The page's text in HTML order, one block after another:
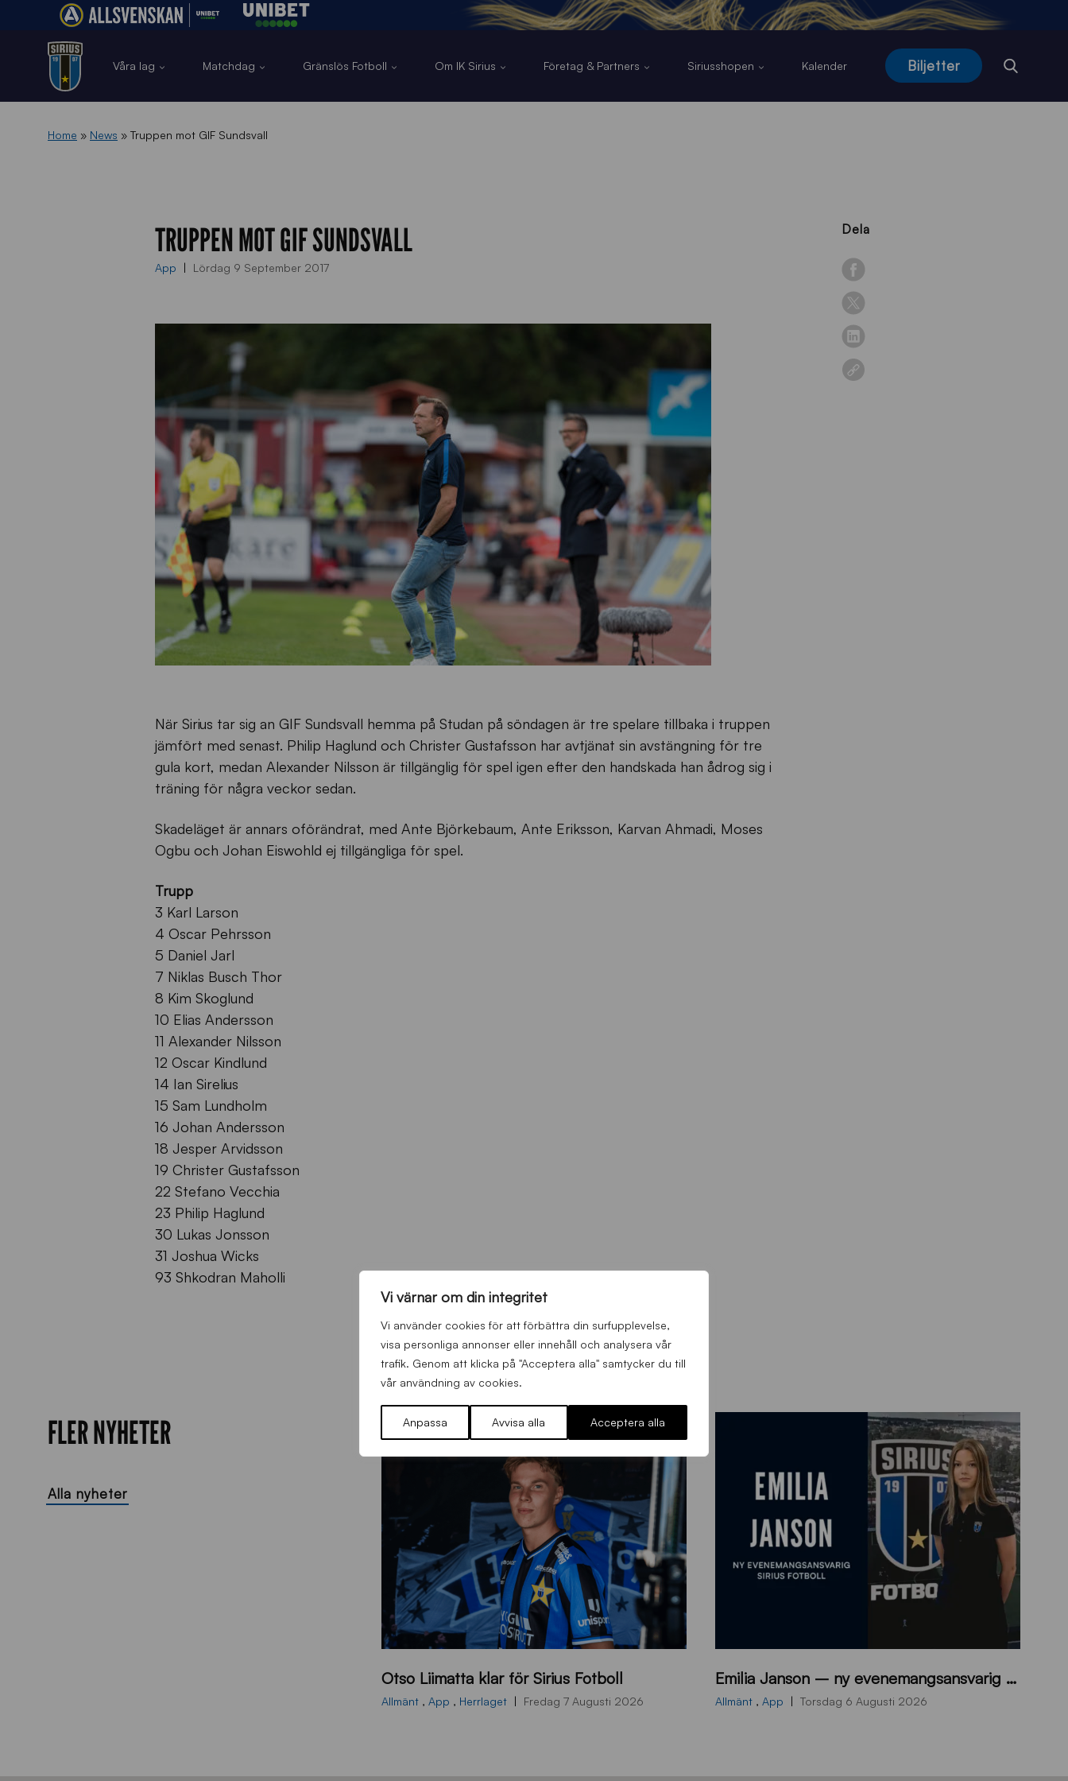
Vi värnar om din integritet
Vi använder cookies för att förbättra din surfupplevelse,
visa personliga annonser eller innehåll och analysera vår
trafik. Genom att klicka på "Acceptera alla" samtycker du till
vår användning av cookies.
Anpassa Avvisa alla Acceptera alla
Våra lag Matchdag Gränslös Fotboll Om IK Sirius Företag & Partners Siriusshopen Kalender Biljetter
Home » News » Truppen mot GIF Sundsvall
Dela
TRUPPEN MOT GIF SUNDSVALL
App Lördag 9 September 2017
När Sirius tar sig an GIF Sundsvall hemma på Studan på söndagen är tre spelare tillbaka i truppen
jämfört med senast. Philip Haglund och Christer Gustafsson har avtjänat sin avstängning för tre
gula kort, medan Alexander Nilsson är tillgänglig för spel igen efter den handskada han ådrog sig i
träning för några veckor sedan.
Skadeläget är annars oförändrat, med Ante Björkebaum, Ante Eriksson, Karvan Ahmadi, Moses
Ogbu och Johan Eiswohld ej tillgängliga för spel.
Trupp
3 Karl Larson
4 Oscar Pehrsson
5 Daniel Jarl
7 Niklas Busch Thor
8 Kim Skoglund
10 Elias Andersson
11 Alexander Nilsson
12 Oscar Kindlund
14 Ian Sirelius
15 Sam Lundholm
16 Johan Andersson
18 Jesper Arvidsson
19 Christer Gustafsson
22 Stefano Vecchia
23 Philip Haglund
30 Lukas Jonsson
31 Joshua Wicks
93 Shkodran Maholli
FLER NYHETER
Alla nyheter
L
_
Otso Liimatta klar för Sirius Fotboll
Allmänt , App , Herrlaget Fredag 7 Augusti 2026
0
0
Emilia Janson – ny evenemangsansvarig för Sirius Fotboll
Allmänt , App Torsdag 6 Augusti 2026